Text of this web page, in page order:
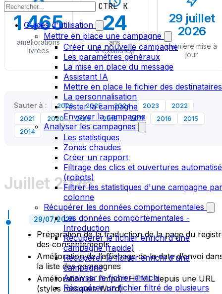
CTRL K
Guides d'utilisation
Mettre en place une campagne
Créer une nouvelle campagne
Les paramètres généraux
La mise en place du message
Assistant IA
Mettre en place le fichier des destinataires
La personnalisation
Tester la campagne
Envoyer la campagne
Analyser les campagnes
Les statistiques
Zones chaudes
Créer un rapport
Filtrage des clics et ouvertures
(robots)
Filtrer les statistiques d'une campagne par
colonne
Récupérer les données comportementales
Les données comportementales -
Introduction
Récupérer le fichier enrichi d'une
campagne (rapide)
Récupérer le fichier enrichi d'une
campagne
Analyser le fichier enrichi
Récupérer un fichier filtré de plusieurs
1 465
améliorations
livrées
24
ans
d'existence
29 juillet
2026
dernière mise à
jour
Sauter à : 2026 2025 2024 2023
2022
2021
2020 2019 2018 2017 2016
2015
2014
Juillet 2026
29/07/2026
Préparation de la traduction de la page du
des consentements
Amélioration de l’affichage de la date d’envoi
la liste des campagnes
Amélioration de l’import HTML depuis une URL
(styles masqués Word)